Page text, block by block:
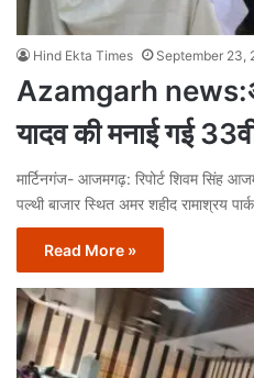
Hind Ekta Times September 23,
Azamgarh
यादव की मनाई गई
मार्टिनगंज- आजमगढ़: रिपोर्ट शिवम सिंह
पल्थी बाजार स्थित अमर शहीद रामाश्रय
Read More »